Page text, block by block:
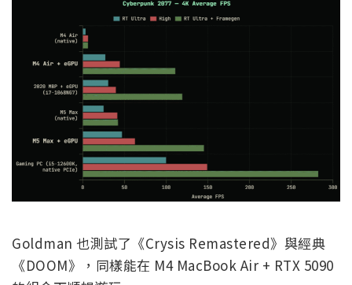
Goldman 也測試了《Crysis Remastered》與經典
《DOOM》，同樣能在 M4 MacBook Air + RTX 5090